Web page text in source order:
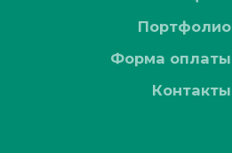
Портфолио
Форма оплаты
Контакты